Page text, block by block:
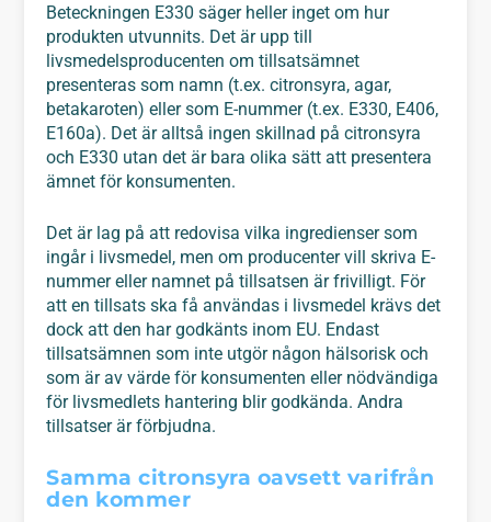
Beteckningen E330 säger heller inget om hur
produkten utvunnits. Det är upp till
livsmedelsproducenten om tillsatsämnet
presenteras som namn (t.ex. citronsyra, agar,
betakaroten) eller som E-nummer (t.ex. E330, E406,
E160a). Det är alltså ingen skillnad på citronsyra
och E330 utan det är bara olika sätt att presentera
ämnet för konsumenten.
Det är lag på att redovisa vilka ingredienser som
ingår i livsmedel, men om producenter vill skriva E-
nummer eller namnet på tillsatsen är frivilligt. För
att en tillsats ska få användas i livsmedel krävs det
dock att den har godkänts inom EU. Endast
tillsatsämnen som inte utgör någon hälsorisk och
som är av värde för konsumenten eller nödvändiga
för livsmedlets hantering blir godkända. Andra
tillsatser är förbjudna.
Samma citronsyra oavsett varifrån
den kommer